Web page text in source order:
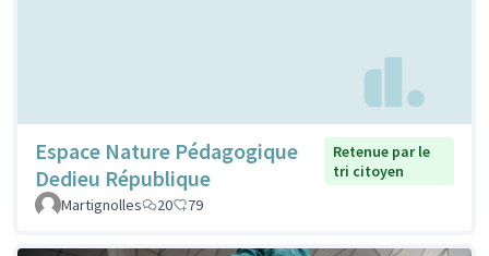
Espace Nature Pédagogique
Dedieu République
Retenue par le
tri citoyen
Martignolles
20 79